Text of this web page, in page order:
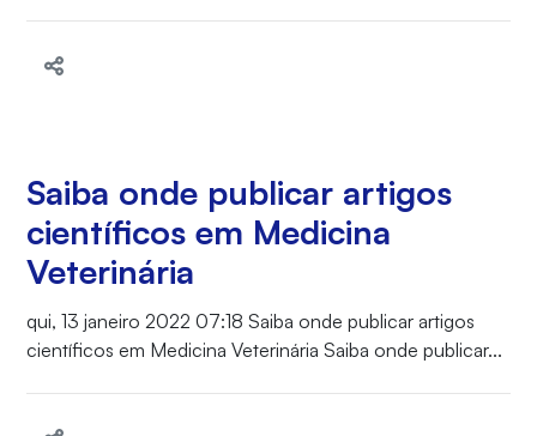
Saiba onde publicar artigos
científicos em Medicina
Veterinária
qui, 13 janeiro 2022 07:18 Saiba onde publicar artigos
científicos em Medicina Veterinária Saiba onde publicar...